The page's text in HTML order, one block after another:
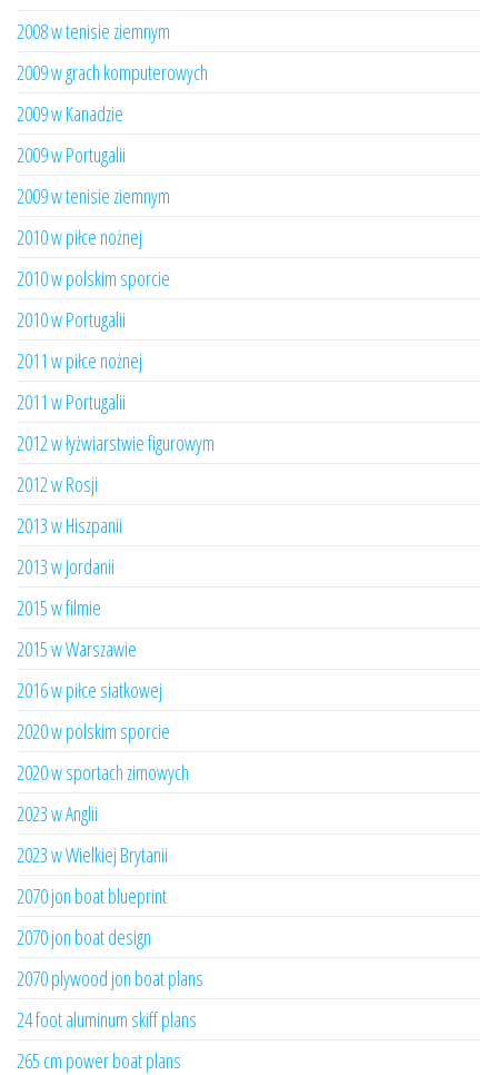
2008 w tenisie ziemnym
2009 w grach komputerowych
2009 w Kanadzie
2009 w Portugalii
2009 w tenisie ziemnym
2010 w piłce nożnej
2010 w polskim sporcie
2010 w Portugalii
2011 w piłce nożnej
2011 w Portugalii
2012 w łyżwiarstwie figurowym
2012 w Rosji
2013 w Hiszpanii
2013 w Jordanii
2015 w filmie
2015 w Warszawie
2016 w piłce siatkowej
2020 w polskim sporcie
2020 w sportach zimowych
2023 w Anglii
2023 w Wielkiej Brytanii
2070 jon boat blueprint
2070 jon boat design
2070 plywood jon boat plans
24 foot aluminum skiff plans
265 cm power boat plans